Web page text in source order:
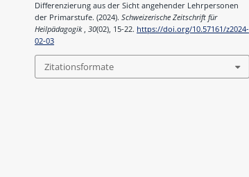
Differenzierung aus der Sicht angehender Lehrpersonen
der Primarstufe. (2024).Schweizerische Zeitschrift für
Heilpädagogik ,30(02), 15-22. https://doi.org/10.57161/z2024-
02-03
Zitationsformate